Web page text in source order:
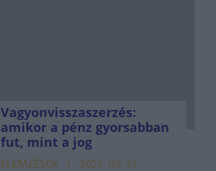
Vagyonvisszaszerzés:
amikor a pénz gyorsabban
fut, mint a jog
ELEMZÉSEK 2026. júl. 21.